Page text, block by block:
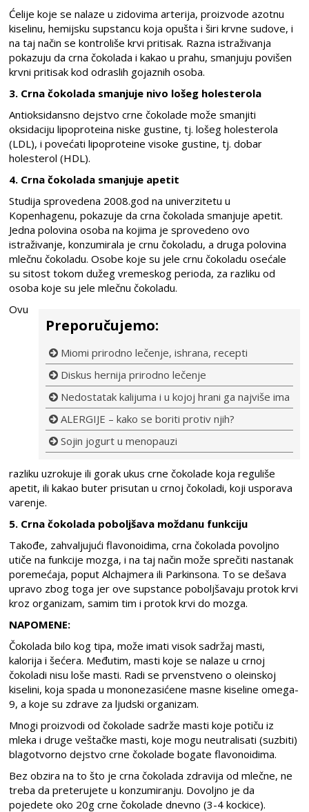
Ćelije koje se nalaze u zidovima arterija, proizvode azotnu
kiselinu, hemijsku supstancu koja opušta i širi krvne sudove, i
na taj način se kontroliše krvi pritisak. Razna istraživanja
pokazuju da crna čokolada i kakao u prahu, smanjuju povišen
krvni pritisak kod odraslih gojaznih osoba.
3. Crna čokolada smanjuje nivo lošeg holesterola
Antioksidansno dejstvo crne čokolade može smanjiti
oksidaciju lipoproteina niske gustine, tj. lošeg holesterola
(LDL), i povećati lipoproteine visoke gustine, tj. dobar
holesterol (HDL).
4. Crna čokolada smanjuje apetit
Studija sprovedena 2008.god na univerzitetu u
Kopenhagenu, pokazuje da crna čokolada smanjuje apetit.
Jedna polovina osoba na kojima je sprovedeno ovo
istraživanje, konzumirala je crnu čokoladu, a druga polovina
mlečnu čokoladu. Osobe koje su jele crnu čokoladu osećale
su sitost tokom dužeg vremeskog perioda, za razliku od
osoba koje su jele mlečnu čokoladu.
Preporučujemo:
Miomi prirodno lečenje, ishrana, recepti
Diskus hernija prirodno lečenje
Nedostatak kalijuma i u kojoj hrani ga najviše ima
ALERGIJE – kako se boriti protiv njih?
Sojin jogurt u menopauzi
Ovu
razliku uzrokuje ili gorak ukus crne čokolade koja reguliše
apetit, ili kakao buter prisutan u crnoj čokoladi, koji usporava
varenje.
5. Crna čokolada poboljšava moždanu funkciju
Takođe, zahvaljujući flavonoidima, crna čokolada povoljno
utiče na funkcije mozga, i na taj način može sprečiti nastanak
poremećaja, poput Alchajmera ili Parkinsona. To se dešava
upravo zbog toga jer ove supstance poboljšavaju protok krvi
kroz organizam, samim tim i protok krvi do mozga.
NAPOMENE:
Čokolada bilo kog tipa, može imati visok sadržaj masti,
kalorija i šećera. Međutim, masti koje se nalaze u crnoj
čokoladi nisu loše masti. Radi se prvenstveno o oleinskoj
kiselini, koja spada u mononezasićene masne kiseline omega-
9, a koje su zdrave za ljudski organizam.
Mnogi proizvodi od čokolade sadrže masti koje potiču iz
mleka i druge veštačke masti, koje mogu neutralisati (suzbiti)
blagotvorno dejstvo crne čokolade bogate flavonoidima.
Bez obzira na to što je crna čokolada zdravija od mlečne, ne
treba da preterujete u konzumiranju. Dovoljno je da
pojedete oko 20g crne čokolade dnevno (3-4 kockice).